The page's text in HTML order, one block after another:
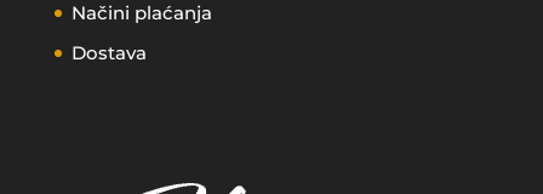
Načini plaćanja
Dostava